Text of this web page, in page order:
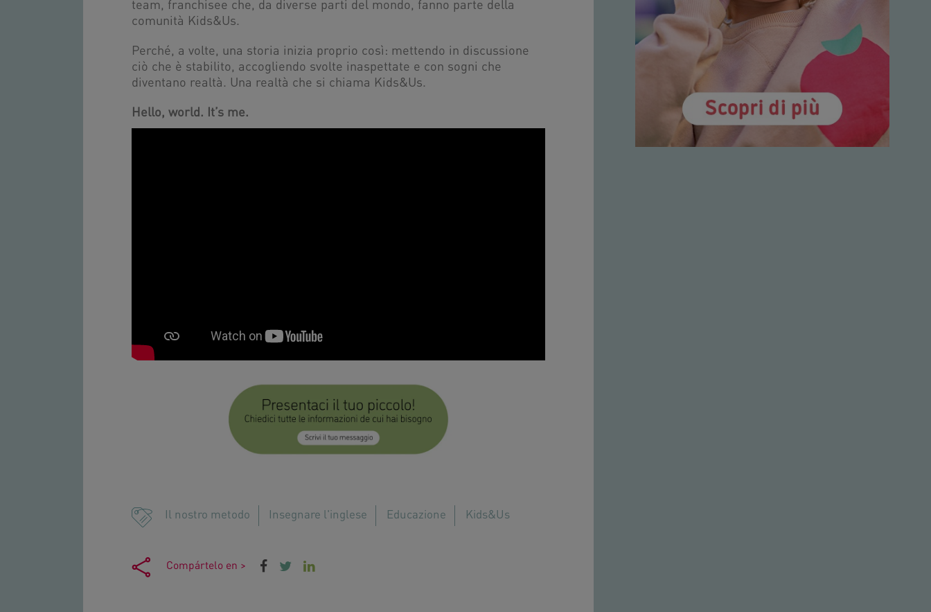
team, franchisee che, da diverse parti del mondo, fanno parte della
comunità Kids&Us.
Perché, a volte, una storia inizia proprio così: mettendo in discussione
ciò che è stabilito, accogliendo svolte inaspettate e con sogni che
diventano realtà. Una realtà che si chiama Kids&Us.
Hello, world. It’s me.
Il nostro metodo Insegnare l'inglese Educazione Kids&Us
Compártelo en >